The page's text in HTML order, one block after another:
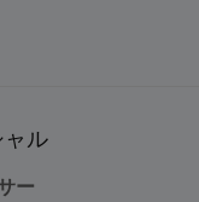
ャル
ー